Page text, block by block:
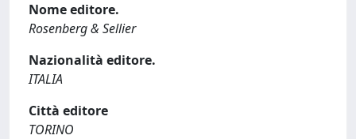
Nome editore.
Rosenberg & Sellier
Nazionalità editore.
ITALIA
Città editore
TORINO